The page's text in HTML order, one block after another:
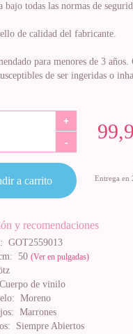
bajo todas las normas de
de calidad del fabricante.
para menores de 3 años.
de ser ingeridas o
+
-
Entrega en
a carrito
y recomendaciones
GOT2559013
50 (Ver en pulgadas)
de vinilo
Moreno
Marrones
Siempre Abiertos